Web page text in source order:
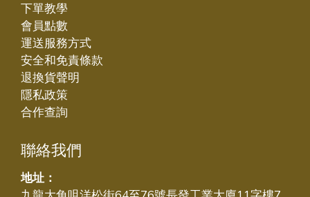
下單教學
會員點數
運送服務方式
安全和免責條款
退換貨聲明
隱私政策
合作查詢
聯絡我們
地址：